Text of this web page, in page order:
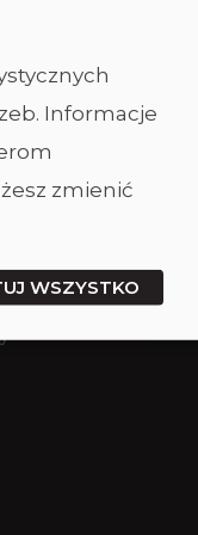
sprzętu
Informacje
zmienić
WSZYSTKO